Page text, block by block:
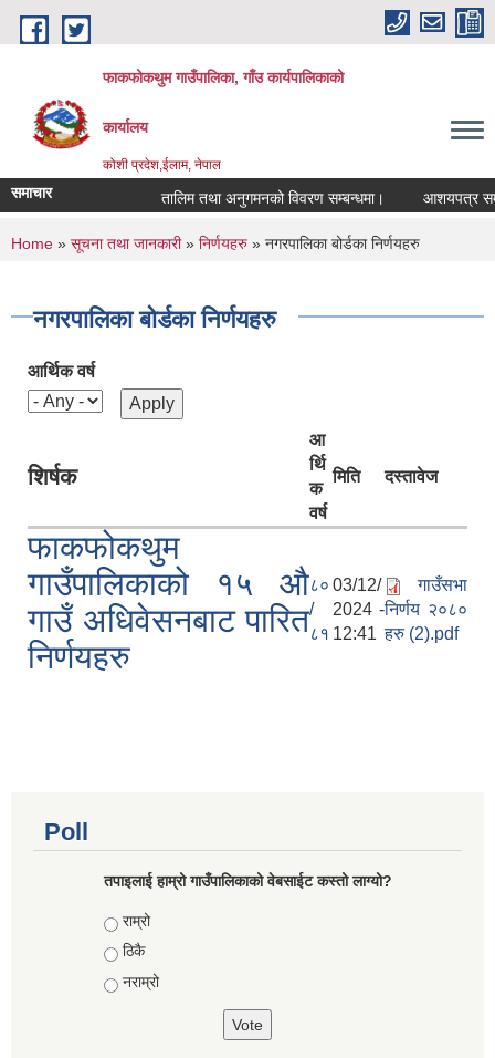
Skip to main content
फाकफोकथुम गाउँपालिका, गाँउ कार्यपालिकाको
कार्यालय
कोशी प्रदेश,ईलाम, नेपाल
समाचार तालिम तथा अनुगमनको विवरण सम्बन्धमा। आशयपत्र
You are here
Home » सूचना तथा जानकारी» निर्णयहरु » नगरपालिका बोर्डका निर्णयहरु
नगरपालिका बोर्डका निर्णयहरु
आर्थिक वर्ष
शिर्षक
आ
र्थि
क
वर्ष
मिति दस्तावेज
फाकफोकथुम
गाउँपालिकाको १५ औ
गाउँ अधिवेसनबाट पारित
निर्णयहरु
८०
/
८१
03/12/
2024 -
12:41
गाउँसभा
निर्णय २०८०
हरु (2).pdf
Poll
तपाइलाई हाम्रो गाउँपालिकाको वेबसाईट कस्तो लाग्यो?
Choices
राम्रो
ठिकै
नराम्रो